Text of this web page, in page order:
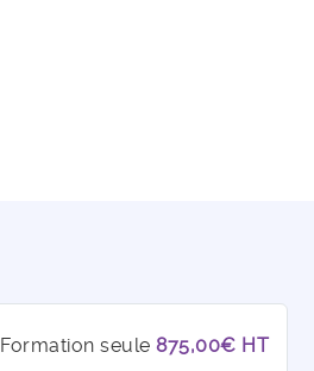
Formation seule 875,00€ HT